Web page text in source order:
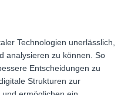
Technologien unerlässlich,
analysieren zu können. So
Entscheidungen zu
Strukturen zur